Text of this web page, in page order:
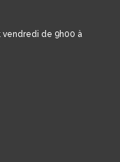
vendredi de 9h00 à